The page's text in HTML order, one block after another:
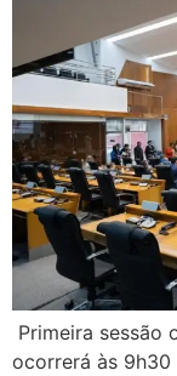
Primeira sessão
ocorrerá às